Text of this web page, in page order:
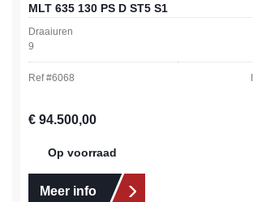
MLT 635 130 PS D ST5 S1
Draaiuren
9
Ref #6068
Normale prijs:
€ 94.500,00
Op voorraad
Meer info